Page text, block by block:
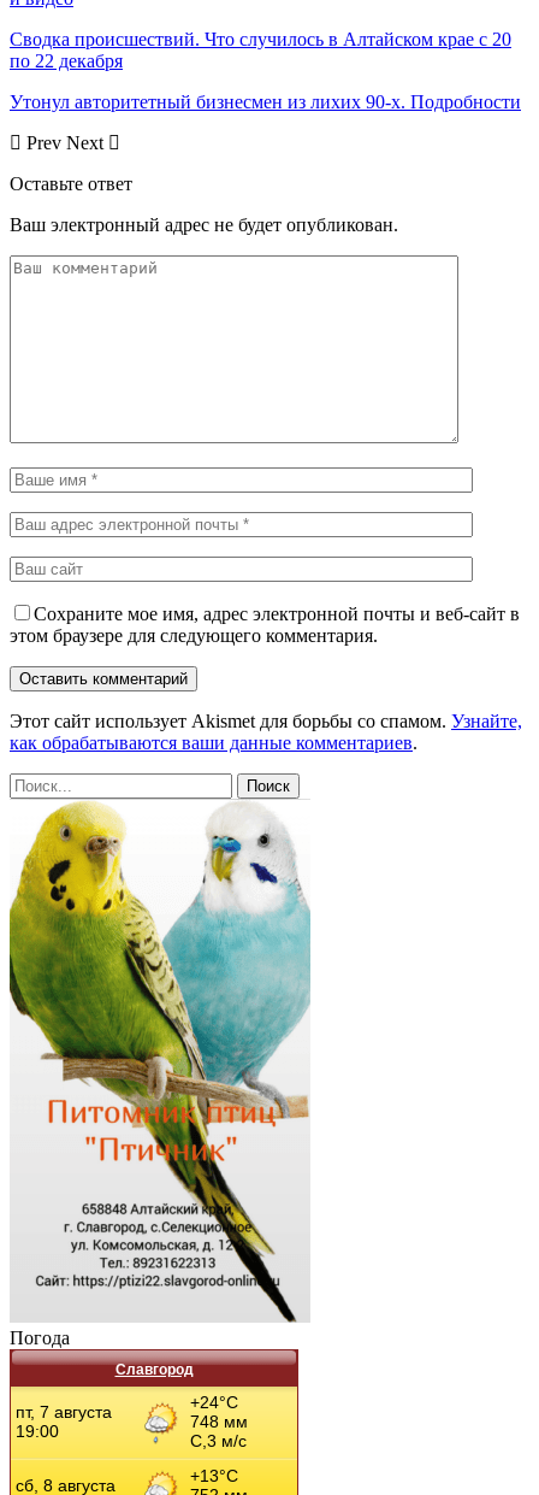
Сводка происшествий. Что случилось в Алтайском крае с 20
по 22 декабря
Утонул авторитетный бизнесмен из лихих 90-х. Подробности
Prev Next
Оставьте ответ
Ваш электронный адрес не будет опубликован.
Сохраните мое имя, адрес электронной почты и веб-сайт в
этом браузере для следующего комментария.
Этот сайт использует Akismet для борьбы со спамом. Узнайте,
как обрабатываются ваши данные комментариев.
Погода
Славгород